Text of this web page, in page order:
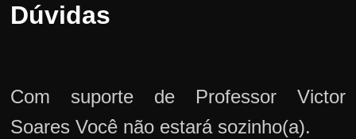
Dúvidas
Com suporte de Professor Victor
Soares Você não estará sozinho(a).